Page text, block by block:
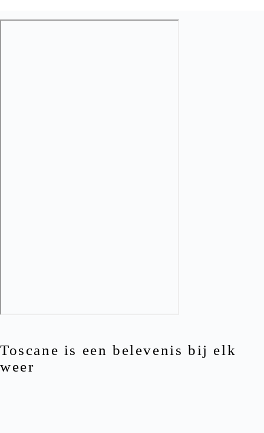
Toscane is een belevenis bij elk
weer